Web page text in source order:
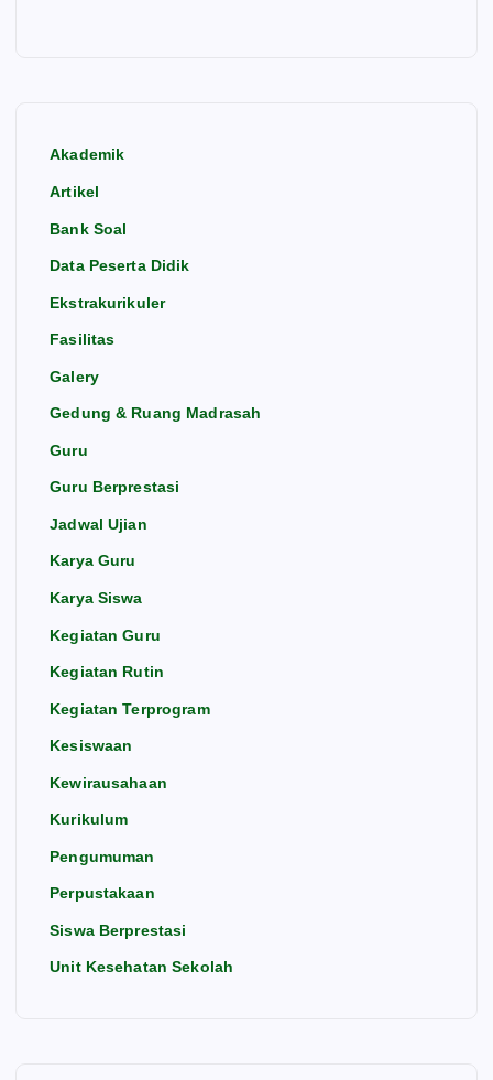
Akademik
Artikel
Bank Soal
Data Peserta Didik
Ekstrakurikuler
Fasilitas
Galery
Gedung & Ruang Madrasah
Guru
Guru Berprestasi
Jadwal Ujian
Karya Guru
Karya Siswa
Kegiatan Guru
Kegiatan Rutin
Kegiatan Terprogram
Kesiswaan
Kewirausahaan
Kurikulum
Pengumuman
Perpustakaan
Siswa Berprestasi
Unit Kesehatan Sekolah